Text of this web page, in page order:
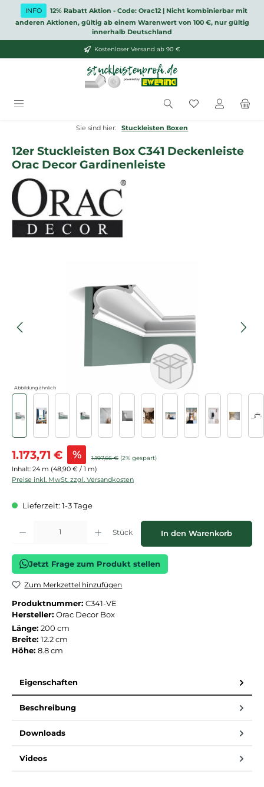
Zum Hauptinhalt springen
INFO
12% Rabatt Aktion - Code: Orac12 | Nicht kombinierbar mit
anderen Aktionen, gültig ab einem Warenwert von 100 €, nur gültig
innerhalb Deutschland
Kostenloser Versand ab 90 €
Du hast 0
Sie sind hier: Stuckleisten Boxen
12er Stuckleisten Box C341 Deckenleiste
Orac Decor Gardinenleiste
Abbildung ähnlich
Verkaufspreis:
1.173,71 € % Regulärer Preis:
1.197,66 € (2% gespart)
Inhalt: 24 m (48,90 € / 1 m)
Preise inkl. MwSt. zzgl. Versandkosten
Lieferzeit: 1-3 Tage
Produkt Anzahl: Gib den gewünschten Wert ein oder benutze die
Stück In den Warenkorb
Jetzt Frage zum Produkt stellen
Zum Merkzettel hinzufügen
Produktnummer: C341-VE
Hersteller: Orac Decor Box
Länge: 200 cm
Breite: 12.2 cm
Höhe: 8.8 cm
Eigenschaften
Beschreibung
Downloads
Videos